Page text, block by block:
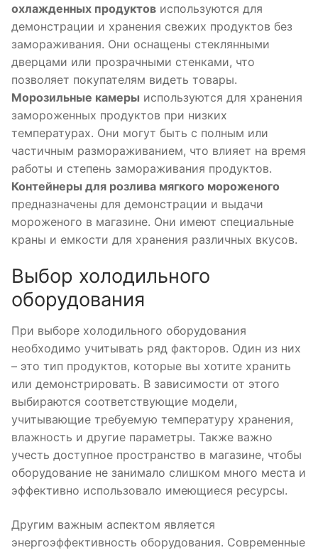
охлажденных продуктов используются для
демонстрации и хранения свежих продуктов без
замораживания. Они оснащены стеклянными
дверцами или прозрачными стенками, что
позволяет покупателям видеть товары.
Морозильные камеры используются для хранения
замороженных продуктов при низких
температурах. Они могут быть с полным или
частичным размораживанием, что влияет на время
работы и степень замораживания продуктов.
Контейнеры для розлива мягкого мороженого
предназначены для демонстрации и выдачи
мороженого в магазине. Они имеют специальные
краны и емкости для хранения различных вкусов.
Выбор холодильного
оборудования
При выборе холодильного оборудования
необходимо учитывать ряд факторов. Один из них
– это тип продуктов, которые вы хотите хранить
или демонстрировать. В зависимости от этого
выбираются соответствующие модели,
учитывающие требуемую температуру хранения,
влажность и другие параметры. Также важно
учесть доступное пространство в магазине, чтобы
оборудование не занимало слишком много места и
эффективно использовало имеющиеся ресурсы.
Другим важным аспектом является
энергоэффективность оборудования. Современные